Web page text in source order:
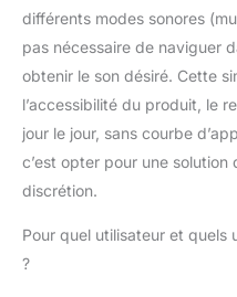
différents modes sonores
pas nécessaire de naviguer
obtenir le son désiré. Cette
l’accessibilité du produit, le
jour le jour, sans courbe
c’est opter pour une solution
discrétion.
Pour quel utilisateur et
?